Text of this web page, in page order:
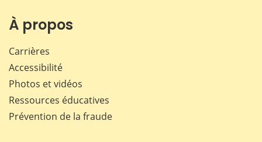
À propos
Carrières
Accessibilité
Photos et vidéos
Ressources éducatives
Prévention de la fraude